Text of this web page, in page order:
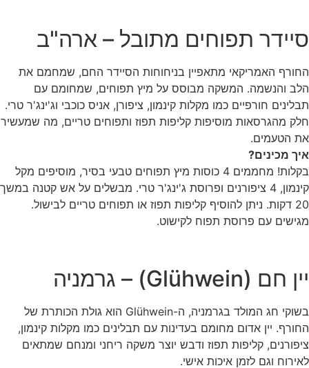
סיידר תפוחים מתובל – ארה"ב
החורף האמריקאי מתאפיין בניחוחות הסיידר החם, שמחמם את
הלב והנשמה. המשקה מבוסס על מיץ תפוחים, שמחומם עם
תבלינים חורפיים כמו מקלות קינמון, ציפורן, אניס כוכבי וג'ינג'ר טרי.
חלק מהגרסאות מוסיפות קליפות תפוז ותפוחים טריים, מה שמעשיר
את הטעמים.
איך מכינים?
בקלות! מחממים 4 כוסות מיץ תפוחים טבעי בסיר, מוסיפים מקל
קינמון, 4 ציפורנים ופרוסת ג'ינג'ר טרי. מבשלים על אש קטנה במשך
20 דקות. ניתן להוסיף קליפות תפוז או תפוחים טריים לבישול.
מגישים עם פרוסת תפוח לקישוט.
יין חם (Glühwein) – גרמניה
בשוקי חג המולד בגרמניה, ה-Glühwein הוא גולת הכותרת של
החורף. יין אדום מחומם בעדינות עם תבלינים כמו מקלות קינמון,
ציפורנים, קליפות תפוז ודבש יוצר משקה ריחני ומנחם שמתאים
לאירוח וגם לזמן איכות אישי.